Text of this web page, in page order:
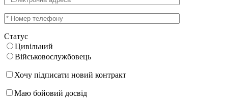
Статус
Цивільний
Військовослужбовець
Хочу підписати новий контракт
Маю бойовий досвід